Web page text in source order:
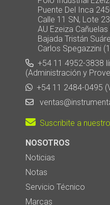
Puente Del Inca
Calle 11 SN, Lote
AU Ezeiza Cañuelas
Bajada Tristán
Carlos Spegazzini
+54 11 4952-3838
(Administración y
+54 11 2484-0495
Suscribite a
NOSOTROS
Noticias
Notas
Servicio Técnico
Marcas